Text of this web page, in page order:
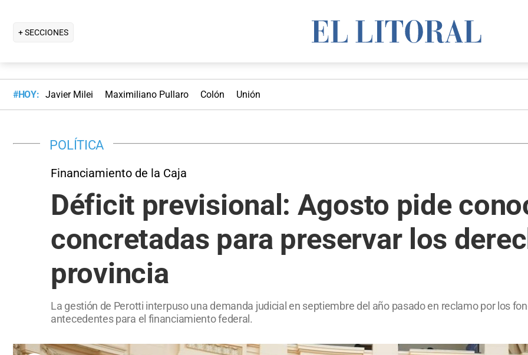
+ SECCIONES
#HOY: Javier Milei Maximiliano Pullaro Colón Unión
POLÍTICA
Financiamiento de la Caja
Déficit previsional: Agosto pide
concretadas para preservar los
provincia
La gestión de Perotti interpuso una demanda judicial en septiembre del año pasado en reclamo por los
antecedentes para el financiamiento federal.